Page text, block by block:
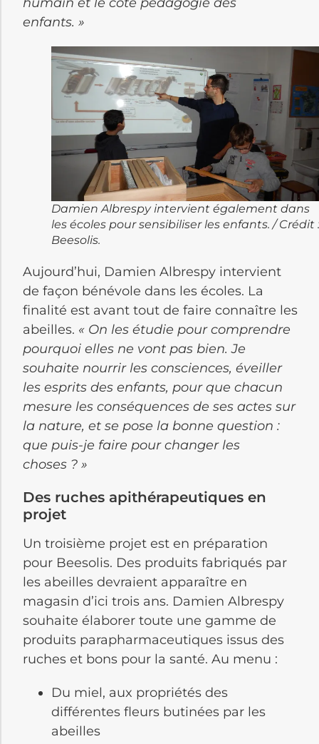
enfants. »
Damien Albrespy intervient également dans
les écoles pour sensibiliser les enfants. / Crédit :
Beesolis.
Aujourd’hui, Damien Albrespy intervient
de façon bénévole dans les écoles. La
finalité est avant tout de faire connaître les
abeilles. « On les étudie pour comprendre
pourquoi elles ne vont pas bien. Je
souhaite nourrir les consciences, éveiller
les esprits des enfants, pour que chacun
mesure les conséquences de ses actes sur
la nature, et se pose la bonne question :
que puis-je faire pour changer les
choses ? »
Des ruches apithérapeutiques en
projet
Un troisième projet est en préparation
pour Beesolis. Des produits fabriqués par
les abeilles devraient apparaître en
magasin d’ici trois ans. Damien Albrespy
souhaite élaborer toute une gamme de
produits parapharmaceutiques issus des
ruches et bons pour la santé. Au menu :
Du miel, aux propriétés des
différentes fleurs butinées par les
abeilles